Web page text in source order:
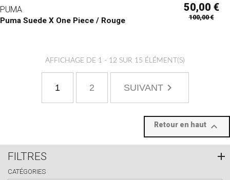
FILTRES
CATÉGORIES
PUMA
Puma Suede X One Piece / Rouge
50,00 €
100,00 €
AFFICHAGE DE 1 - 12 SUR 15 ÉLÉMENT(S)
1 2 SUIVANT
Retour en haut 